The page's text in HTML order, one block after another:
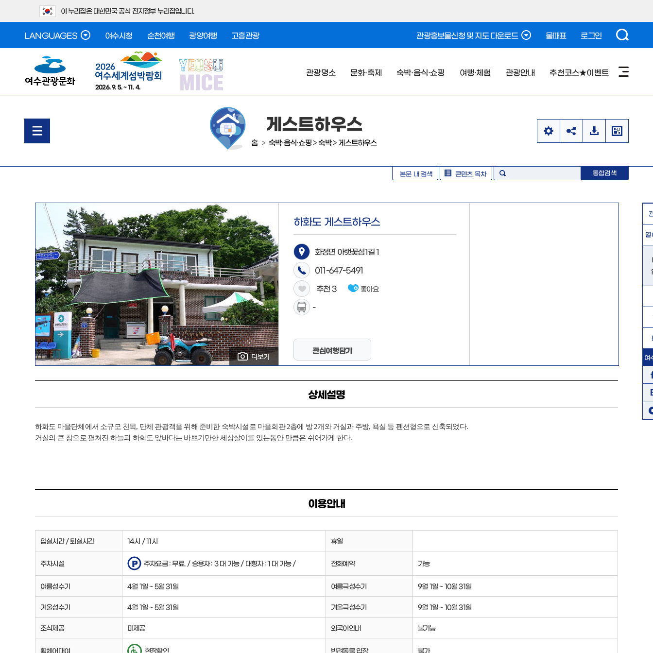
이 누리집은 대한민국 공식 전자정부 누리집입니다.
LANGUAGES 여수시청 순천여행 광양여행 고흥관광 관광홍보물신청 및 지도 다운로드 물때표 로그인
2026. 9. 5. ~ 11. 4.
관광명소 문화·축제 숙박·음식·쇼핑 여행·체험 관광안내 추천코스★이벤트
게스트하우스
홈 > 숙박·음식·쇼핑>숙박> 게스트하우스
본문 내 검색 콘텐츠 목차 통합검색
하화도 게스트하우스
화정면 아랫꽃섬1길 1
011-647-5491
추천 3 좋아요
-
관심여행담기
상세설명
하화도 마을단체에서 소규모 친목, 단체 관광객을 위해 준비한 숙박시설로 마을회관 2층에 방 2개와 거실과 주방, 욕실 등 펜션형으로 신축되었다.
거실의 큰 창으로 펼쳐진 하늘과 하화도 앞바다는 바쁘기만한 세상살이를 있는동안 만큼은 쉬어가게 한다.
이용안내
입실시간 / 퇴실시간 14시 / 11시 휴일
주차시설 주차요금 : 무료. / 승용차 : 3 대 가능 / 대형차 : 1 대 가능 / 전화예약 가능
여름성수기 4월 1일 ~ 5월 31일 여름극성수기 9월 1일 ~ 10월 31일
겨울성수기 4월 1일 ~ 5월 31일 겨울극성수기 9월 1일 ~ 10월 31일
조식제공 미제공 외국어안내 불가능
휠체어대여 현장확인 반려동물 입장 불가
열
여